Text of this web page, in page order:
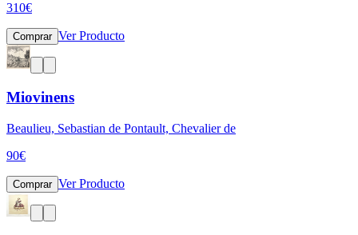
310€
Comprar Ver Producto
Miovinens
Beaulieu, Sebastian de Pontault, Chevalier de
90€
Comprar Ver Producto